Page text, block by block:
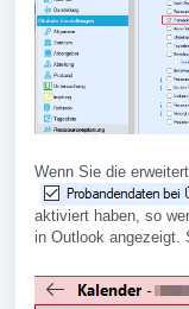
Wenn Sie die
aktiviert haben, so
in Outlook angezeigt.